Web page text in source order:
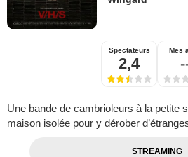
Spectateurs
2,4
Mes
Une bande de cambrioleurs à la petite
maison isolée pour y dérober
STREAMING